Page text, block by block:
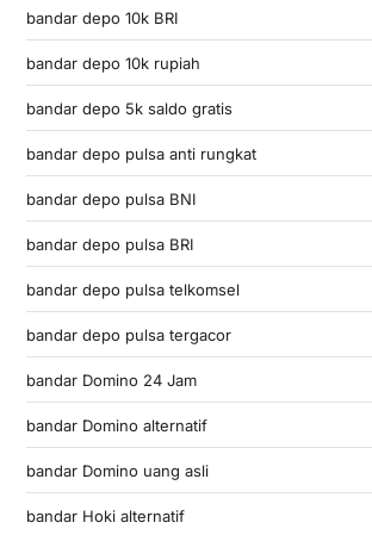
bandar depo 10k BRI
bandar depo 10k rupiah
bandar depo 5k saldo gratis
bandar depo pulsa anti rungkat
bandar depo pulsa BNI
bandar depo pulsa BRI
bandar depo pulsa telkomsel
bandar depo pulsa tergacor
bandar Domino 24 Jam
bandar Domino alternatif
bandar Domino uang asli
bandar Hoki alternatif